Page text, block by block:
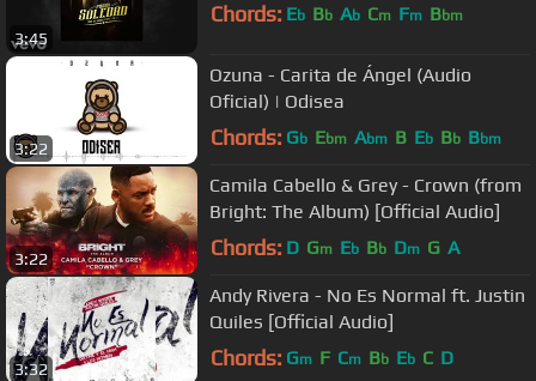
3:45
Chords: Eb Bb Ab Cm Fm Bbm
3:22
Ozuna - Carita de Ángel (Audio
Oficial) | Odisea
Chords: Gb Ebm Abm B Eb Bb Bbm
3:22
Camila Cabello & Grey - Crown (from
Bright: The Album) [Official Audio]
Chords: D Gm Eb Bb Dm G A
3:32
Andy Rivera - No Es Normal ft. Justin
Quiles [Official Audio]
Chords: Gm F Cm Bb Eb C D